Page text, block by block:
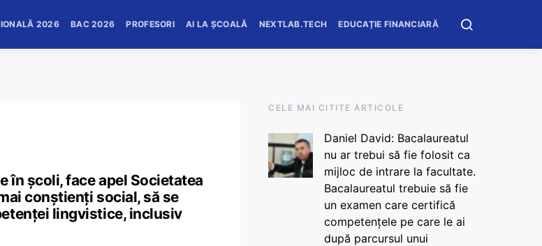
2026 BAC 2026 PROFESORI AI LA ȘCOALĂ NEXTLAB.TECH EDUCAȚIE FINANCIARĂ
în școli, face apel Societatea
conștienți social, să se
lingvistice, inclusiv
CELE MAI CITITE ARTICOLE
Daniel David: Bacalaureatul
nu ar trebui să fie folosit ca
mijloc de intrare la facultate.
Bacalaureatul trebuie să fie
un examen care certifică
competențele pe care le ai
după parcursul unui